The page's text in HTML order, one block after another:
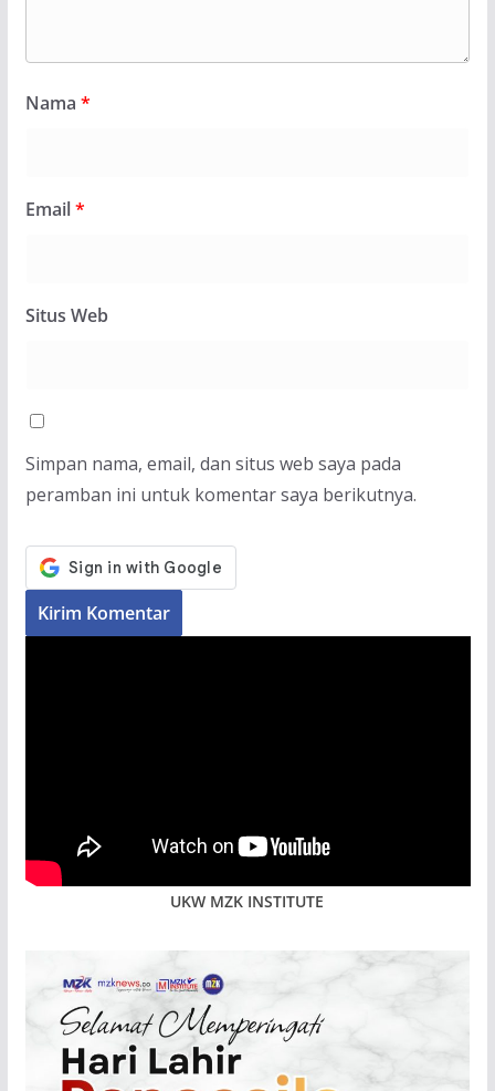
Nama *
Email*
Situs Web
Simpan nama, email, dan situs web saya pada
peramban ini untuk komentar saya berikutnya.
UKW MZK INSTITUTE